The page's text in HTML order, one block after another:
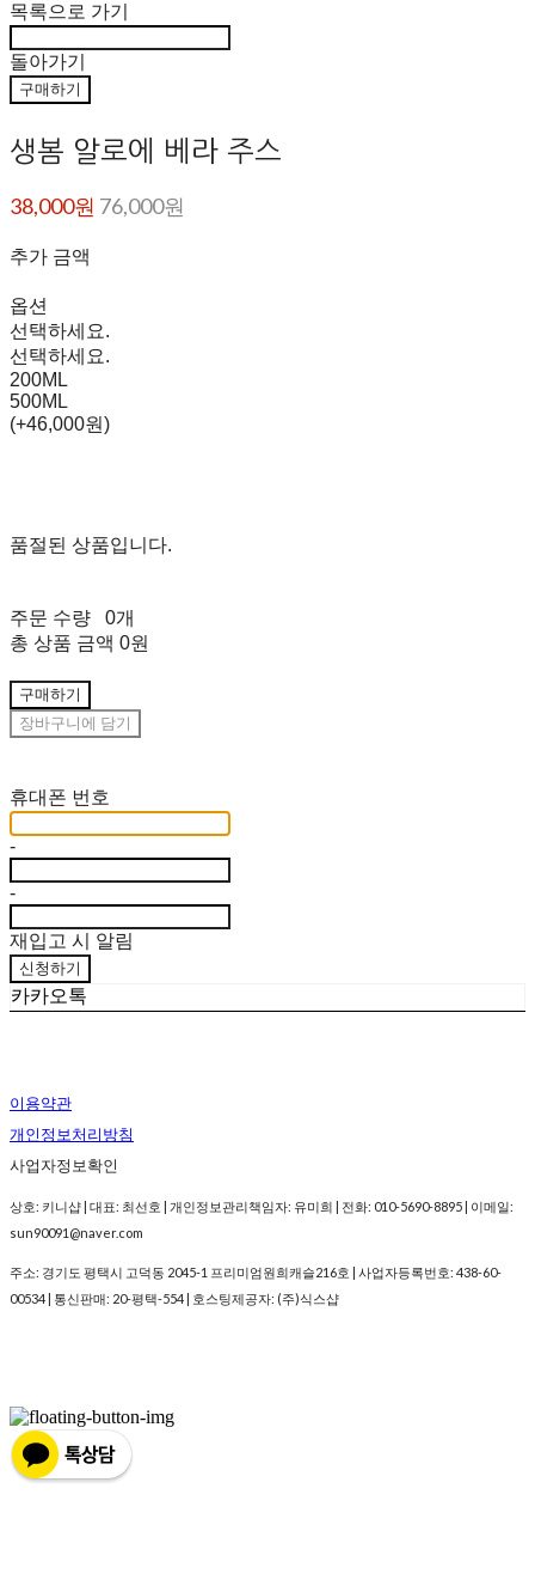
목록으로 가기
돌아가기
구매하기
생봄 알로에 베라 주스
38,000원 76,000원
추가 금액
옵션
선택하세요.
선택하세요.
200ML
500ML
(+46,000원)
품절된 상품입니다.
주문 수량
0개
총 상품 금액 0원
구매하기
장바구니에 담기
휴대폰 번호
-
-
재입고 시 알림
신청하기
카카오톡
이용약관
개인정보처리방침
사업자정보확인
상호: 키니샵 | 대표: 최선호 | 개인정보관리책임자: 유미희 | 전화: 010-5690-8895 | 이메일:
sun90091@naver.com
주소: 경기도 평택시 고덕동 2045-1 프리미엄원희캐슬216호 | 사업자등록번호: 438-60-
00534 | 통신판매: 20-평택-554 | 호스팅제공자: (주)식스샵